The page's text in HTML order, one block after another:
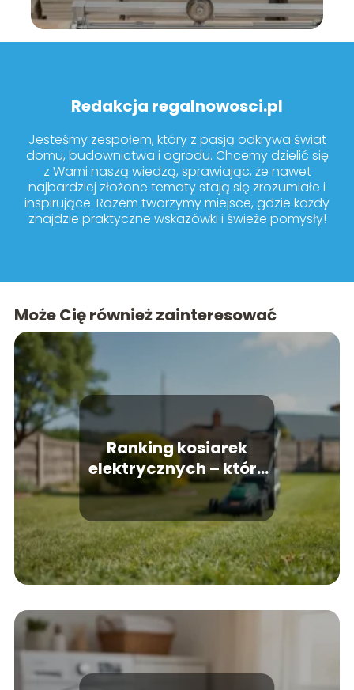
Redakcja regalnowosci.pl
Jesteśmy zespołem, który z pasją odkrywa świat
domu, budownictwa i ogrodu. Chcemy dzielić się
z Wami naszą wiedzą, sprawiając, że nawet
najbardziej złożone tematy stają się zrozumiałe i
inspirujące. Razem tworzymy miejsce, gdzie każdy
znajdzie praktyczne wskazówki i świeże pomysły!
Może Cię również zainteresować
Ranking kosiarek
elektrycznych – które
modele warto kupić?